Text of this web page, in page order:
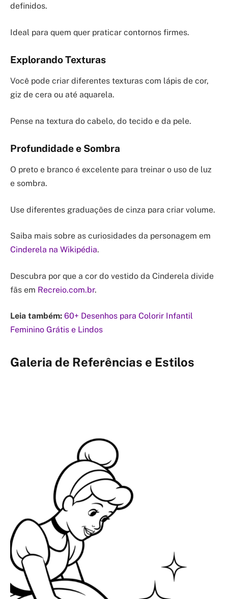
definidos.
Ideal para quem quer praticar contornos firmes.
Explorando Texturas
Você pode criar diferentes texturas com lápis de cor,
giz de cera ou até aquarela.
Pense na textura do cabelo, do tecido e da pele.
Profundidade e Sombra
O preto e branco é excelente para treinar o uso de luz
e sombra.
Use diferentes graduações de cinza para criar volume.
Saiba mais sobre as curiosidades da personagem em
Cinderela na Wikipédia.
Descubra por que a cor do vestido da Cinderela divide
fãs em Recreio.com.br.
Leia também: 60+ Desenhos para Colorir Infantil
Feminino Grátis e Lindos
Galeria de Referências e Estilos